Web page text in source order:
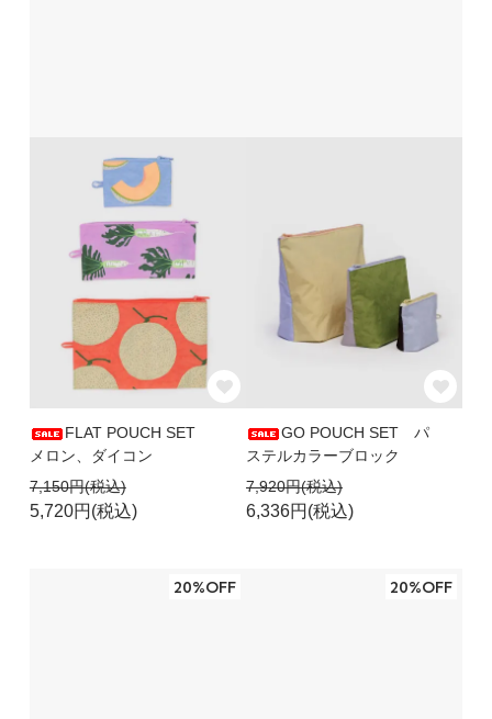
FLAT POUCH SET
メロン、ダイコン
7,150円(税込)
5,720円(税込)
GO POUCH SET パ
ステルカラーブロック
7,920円(税込)
6,336円(税込)
20%OFF 20%OFF